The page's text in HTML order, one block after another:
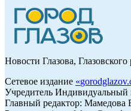
Новости Глазова,
Сетевое издание «
Учредитель
Главный редактор: Мамедова